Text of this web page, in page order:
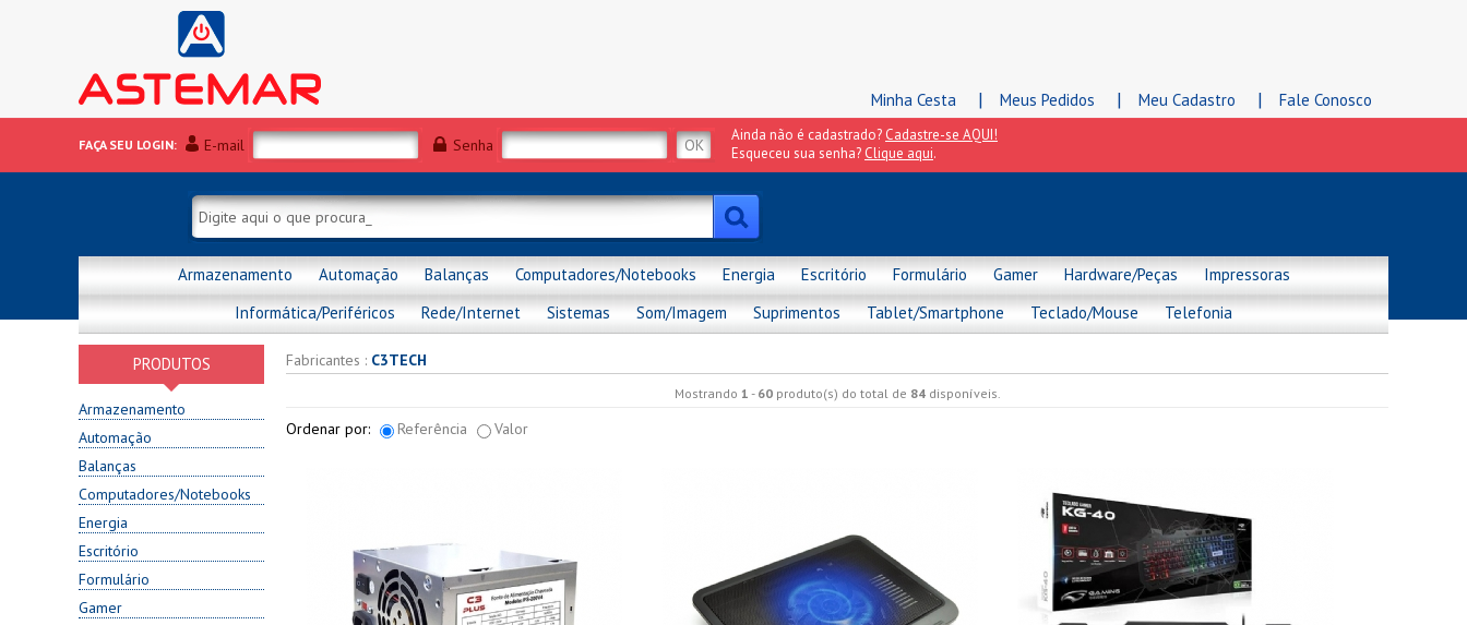
Minha Cesta | Meus Pedidos | Meu Cadastro | Fale Conosco
FAÇA SEU LOGIN: E-mail Senha
Ainda não é cadastrado? Cadastre-se AQUI!
Esqueceu sua senha? Clique aqui.
Armazenamento Automação Balanças Computadores/Notebooks Energia Escritório Formulário Gamer Hardware/Peças
Impressoras
Informática/Periféricos
Rede/Internet Sistemas Som/Imagem Suprimentos Tablet/Smartphone Teclado/Mouse Telefonia
PRODUTOS
Armazenamento
Automação
Balanças
Computadores/Notebooks
Energia
Escritório
Formulário
Gamer
Fabricantes : C3TECH
Mostrando 1 - 60produto(s) do total de 84disponíveis.
Ordenar por: Referência Valor